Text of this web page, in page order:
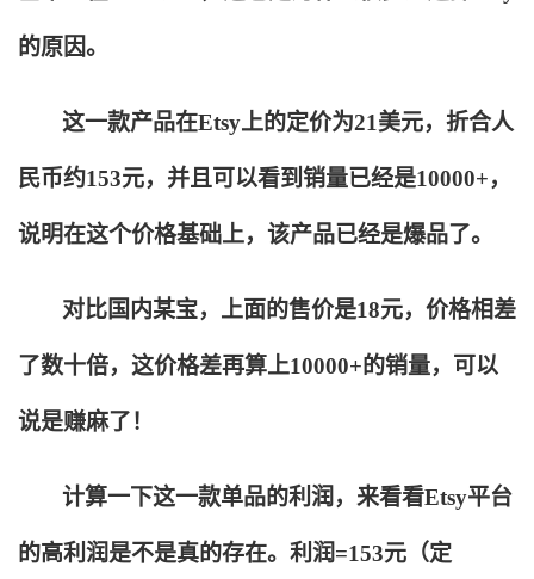
的原因。
这一款产品在Etsy上的定价为21美元，折合人
民币约153元，并且可以看到销量已经是10000+，
说明在这个价格基础上，该产品已经是爆品了。
对比国内某宝，上面的售价是18元，价格相差
了数十倍，这价格差再算上10000+的销量，可以
说是赚麻了！
计算一下这一款单品的利润，来看看Etsy平台
的高利润是不是真的存在。利润=153元（定